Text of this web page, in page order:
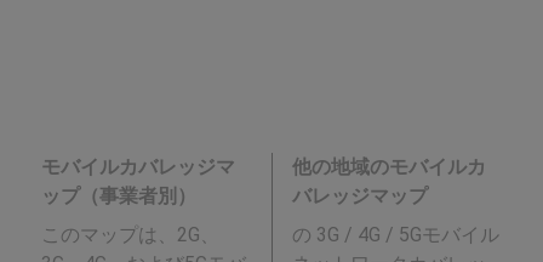
モバイルカバレッジマ
ップ（事業者別）
このマップは、2G、
他の地域のモバイルカ
バレッジマップ
の 3G / 4G / 5Gモバイル